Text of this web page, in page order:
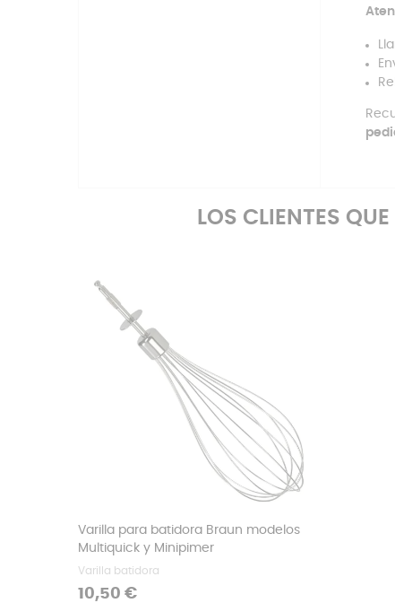
LOS CLIENTES
Varilla para batidora Braun modelos
Multiquick y Minipimer
Varilla batidora
Precio
10,50 €